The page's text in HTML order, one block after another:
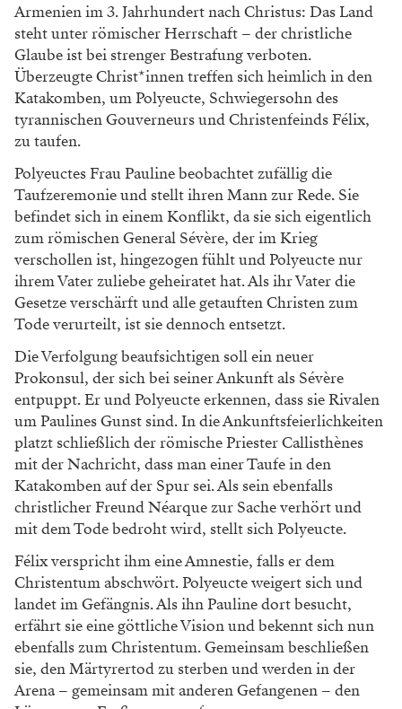
Armenien im 3. Jahrhundert nach Christus: Das Land
steht unter römischer Herrschaft – der christliche
Glaube ist bei strenger Bestrafung verboten.
Überzeugte Christ*innen treffen sich heimlich in den
Katakomben, um Polyeucte, Schwiegersohn des
tyrannischen Gouverneurs und Christenfeinds Félix,
zu taufen.
Polyeuctes Frau Pauline beobachtet zufällig die
Taufzeremonie und stellt ihren Mann zur Rede. Sie
befindet sich in einem Konflikt, da sie sich eigentlich
zum römischen General Sévère, der im Krieg
verschollen ist, hingezogen fühlt und Polyeucte nur
ihrem Vater zuliebe geheiratet hat. Als ihr Vater die
Gesetze verschärft und alle getauften Christen zum
Tode verurteilt, ist sie dennoch entsetzt.
Die Verfolgung beaufsichtigen soll ein neuer
Prokonsul, der sich bei seiner Ankunft als Sévère
entpuppt. Er und Polyeucte erkennen, dass sie Rivalen
um Paulines Gunst sind. In die Ankunftsfeierlichkeiten
platzt schließlich der römische Priester Callisthènes
mit der Nachricht, dass man einer Taufe in den
Katakomben auf der Spur sei. Als sein ebenfalls
christlicher Freund Néarque zur Sache verhört und
mit dem Tode bedroht wird, stellt sich Polyeucte.
Félix verspricht ihm eine Amnestie, falls er dem
Christentum abschwört. Polyeucte weigert sich und
landet im Gefängnis. Als ihn Pauline dort besucht,
erfährt sie eine göttliche Vision und bekennt sich nun
ebenfalls zum Christentum. Gemeinsam beschließen
sie, den Märtyrertod zu sterben und werden in der
Arena – gemeinsam mit anderen Gefangenen – den